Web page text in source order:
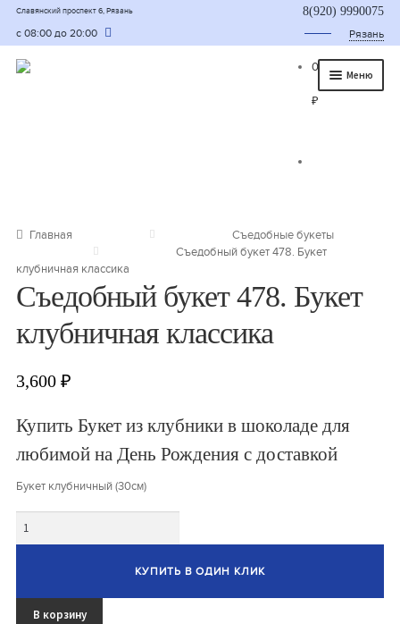
Славянский проспект 6, Рязань
с 08:00 до 20:00
8(920) 9990075
Рязань
Меню
Букет для мужчины
Букет из фруктов и овощей
Сладкие букеты из конфет
Букеты из сухофруктов и орехов
Овощные букеты
Детские букеты
Съедобные Боксы Ящики
0
₽
Главная
Съедобные букеты
Съедобный букет 478. Букет
клубничная классика
Съедобный букет 478. Букет
клубничная классика
3,600₽
Купить Букет из клубники в шоколаде для
любимой на День Рождения с доставкой
Букет клубничный (30см)
КУПИТЬ В ОДИН КЛИК
В корзину